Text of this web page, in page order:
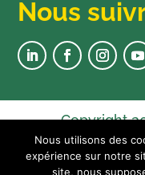
Nous
Copyright
Nous utilisons des
expérience sur notre
site, nous